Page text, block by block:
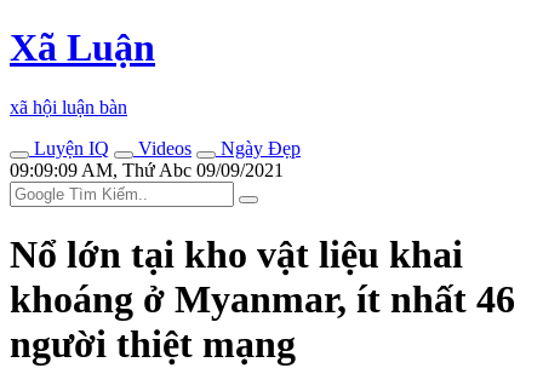
Xã Luận
xã hội luận bàn
Luyện IQ
Videos
Ngày Đẹp
09:09:09 AM, Thứ Abc 09/09/2021
Nổ lớn tại kho vật liệu khai
khoáng ở Myanmar, ít nhất 46
người thiệt mạng